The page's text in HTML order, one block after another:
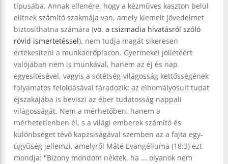
típusába. Annak ellenére, hogy a kézműves kaszton belül
elitnek számító szakmája van, amely kiemelt jövedelmet
biztosíthatna számára (vö. a csizmadia hivatásról szóló
rövid ismertetéssel), nem tudja magát sikeresen
értékesíteni a munkaerőpiacon. Gyermekei jóllétéért
valójában nem is munkával, hanem az éj és nap
egyesítésével, vagyis a sötétség-világosság kettősségének
folyamatos feloldásával fáradozik: az elhomályosult tudat
éjszakájába is beviszi az éber tudatosság nappali
világosságát. Nem a mérhetőben, hanem a
mérhetetlenben él, s a világi emberek számító és
különbséget tévő kapzsiságával szemben az a fajta egy-
ügyűség jellemzi, amelyről Máté Evangéliuma (18:3) ezt
mondja: "Bizony mondom néktek, ha ... olyanok nem